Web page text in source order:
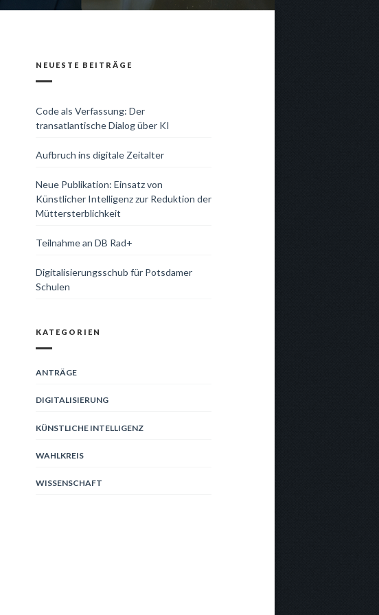
NEUESTE BEITRÄGE
Code als Verfassung: Der
transatlantische Dialog über KI
Aufbruch ins digitale Zeitalter
Neue Publikation: Einsatz von
Künstlicher Intelligenz zur Reduktion der
Müttersterblichkeit
Teilnahme an DB Rad+
Digitalisierungsschub für Potsdamer
Schulen
KATEGORIEN
ANTRÄGE
DIGITALISIERUNG
KÜNSTLICHE INTELLIGENZ
WAHLKREIS
WISSENSCHAFT